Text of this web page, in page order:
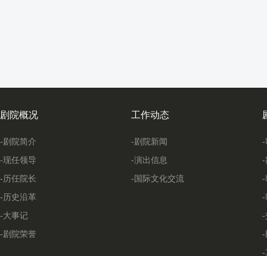
剧院概况
-剧院简介
-现任领导
-历任院长
-历史沿革
-大事记
-剧院荣誉
工作动态
-剧院新闻
-演出信息
-国际文化交流
-
-
-
-
-
-
-